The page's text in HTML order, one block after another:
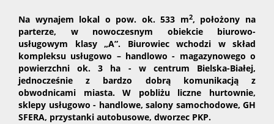
Na wynajem lokal o pow. ok. 533 m2, położony na
parterze, w nowoczesnym obiekcie biurowo-
usługowym klasy „A”. Biurowiec wchodzi w skład
kompleksu usługowo – handlowo - magazynowego o
powierzchni ok. 3 ha - w centrum Bielska-Białej,
jednocześnie z bardzo dobrą komunikacją z
obwodnicami miasta. W pobliżu liczne hurtownie,
sklepy usługowo - handlowe, salony samochodowe, GH
SFERA, przystanki autobusowe, dworzec PKP.